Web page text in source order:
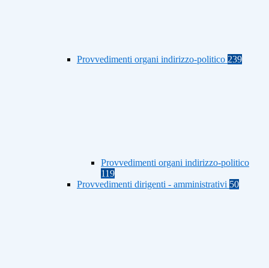
Provvedimenti organi indirizzo-politico 239
Provvedimenti organi indirizzo-politico
119
Provvedimenti dirigenti - amministrativi 50